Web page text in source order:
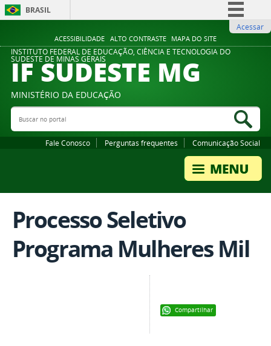
ACESSIBILIDADE ALTO CONTRASTE MAPA DO SITE
BRASIL
Comunica BR
Participe
Legislação
Acessar
INSTITUTO FEDERAL DE EDUCAÇÃO, CIÊNCIA E TECNOLOGIA DO
SUDESTE DE MINAS GERAIS
IF SUDESTE MG
MINISTÉRIO DA EDUCAÇÃO
Buscar no portal
Fale Conosco Perguntas frequentes Comunicação Social
Processo Seletivo
Programa Mulheres Mil
Compartilhar